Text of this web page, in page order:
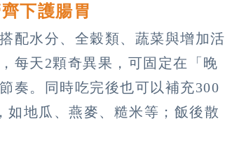
下護腸胃
配水分、全穀類、蔬菜與增加活
每天2顆奇異果，可固定在「晚
奏。同時吃完後也可以補充300
如地瓜、燕麥、糙米等；飯後散